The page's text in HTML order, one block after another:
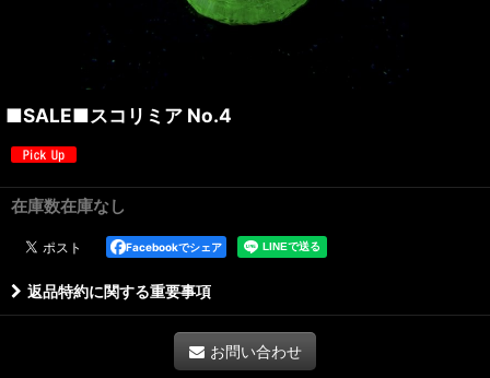
■SALE■スコリミア No.4
在庫数在庫なし
Facebookでシェア
返品特約に関する重要事項
お問い合わせ